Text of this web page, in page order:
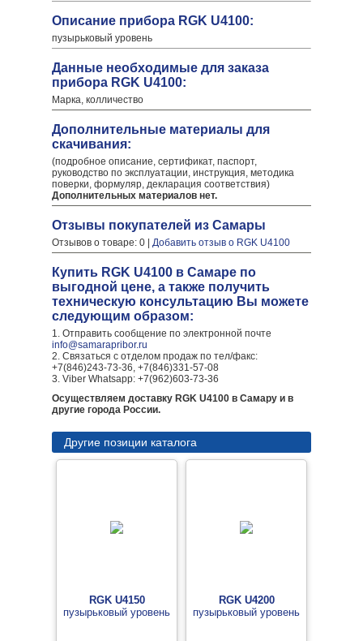
Описание прибора RGK U4100:
пузырьковый уровень
Данные необходимые для заказа
прибора RGK U4100:
Марка, колличество
Дополнительные материалы для
скачивания:
(подробное описание, сертификат, паспорт,
руководство по эксплуатации, инструкция, методика
поверки, формуляр, декларация соответствия)
Дополнительных материалов нет.
Отзывы покупателей из Самары
Отзывов о товаре: 0 | Добавить отзыв о RGK U4100
Купить RGK U4100 в Самаре по
выгодной цене, а также получить
техническую консультацию Вы можете
следующим образом:
1. Отправить сообщение по электронной почте
info@samarapribor.ru
2. Связаться с отделом продаж по тел/факс:
+7(846)243-73-36, +7(846)331-57-08
3. Viber Whatsapp: +7(962)603-73-36
Осуществляем доставку RGK U4100 в Самару и в
другие города России.
Другие позиции каталога
RGK U4150
пузырьковый уровень
RGK U4200
пузырьковый уровень